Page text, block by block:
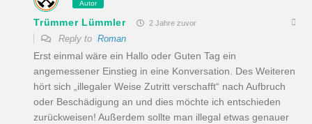
Autor
Trümmer Lümmler 2 Jahre zuvor
Reply toRoman
Erst einmal wäre ein Hallo oder Guten Tag ein
angemessener Einstieg in eine Konversation. Des Weiteren
hört sich „illegaler Weise Zutritt verschafft“ nach Aufbruch
oder Beschädigung an und dies möchte ich entschieden
zurückweisen! Außerdem sollte man illegal etwas genauer